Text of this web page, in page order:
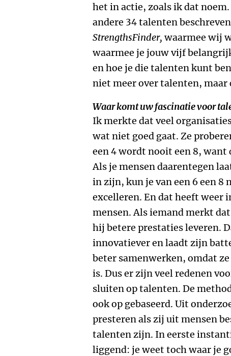
het in actie, zoals ik dat
andere 34 talenten
StrengthsFinder, waarmee wij
waarmee je jouw vijf
en hoe je die talenten kunt
niet meer over talenten, maar
Waar komt uw fascinatie voor
Ik merkte dat veel
wat niet goed gaat. Ze
een 4 wordt nooit een 8,
Als je mensen daarentegen
in zijn, kun je van een 6 een 8
excelleren. En dat heeft weer
mensen. Als iemand merkt
hij betere prestaties leveren.
innovatiever en laadt zijn
beter samenwerken, omdat
is. Dus er zijn veel redenen
sluiten op talenten. De
ook op gebaseerd. Uit
presteren als zij uit mensen
talenten zijn. In eerste
liggend: je weet toch waar je